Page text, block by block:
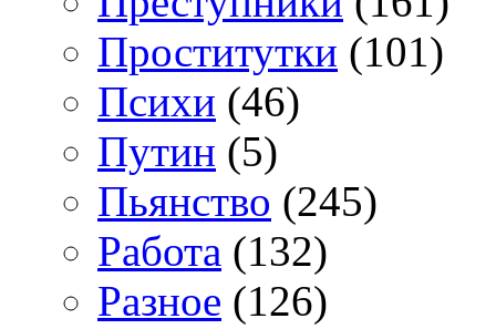
Проститутки (101)
Психи (46)
Путин (5)
Пьянство (245)
Работа (132)
Разное (126)